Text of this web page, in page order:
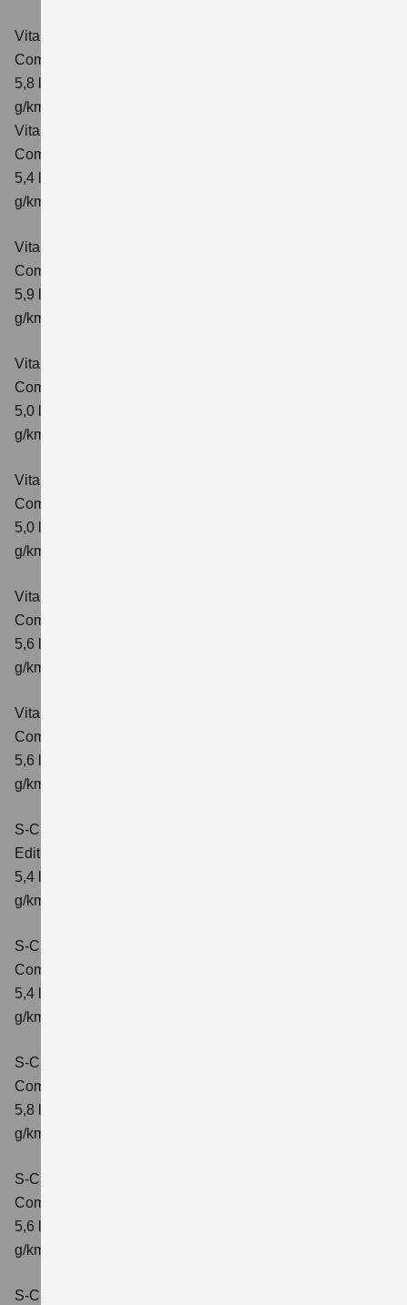
Vitara 1.4 BOOSTERJET HYBRID ALLGRIP AT
Comfort
5,8 l/100 km; kombinierter Wert der CO₂-Emission: 137
g/km; CO₂-Klasse: E
Vitara 1.4 BOOSTERJET HYBRID ALLGRIP
Comfort+ Verbrauchswerte: kombinierter Energieverbrauch
5,4 l/100km; kombinierter Wert der CO₂-Emission: 129
g/km; CO₂-Klasse: D
Vitara 1.4 BOOSTERJET HYBRID ALLGRIP AT
Comfort+
5,9 l/100 km; kombinierter Wert der CO₂-Emission: 138
g/km; CO₂-Klasse: E
Vitara 1.5 DUALJET HYBRID AGS
Comfort
5,0 l/100km; kombinierter Wert der CO₂-Emission: 113
g/km; CO₂-Klasse: C
Vitara 1.5 DUALJET HYBRID AGS
Comfort+
5,0 l/100km; kombinierter Wert der CO₂-Emission: 114
g/km; CO₂-Klasse: C
Vitara 1.5 DUALJET HYBRID ALLGRIP AGS
Comfort
5,6 l/100km; kombinierter Wert der CO₂-Emission: 126
g/km; CO₂-Klasse: D
Vitara 1.5 DUALJET HYBRID ALLGRIP AGS
Comfort+
5,6 l/100km; kombinierter Wert der CO₂-Emission: 127
g/km; CO₂-Klasse: D
S-Cross 1.4 BOOSTERJET HYBRID
Edition
5,4 l/100 km; kombinierter Wert der CO2-Emission: 121
g/km; CO2-Klasse: D
S-Cross 1.4 BOOSTERJET HYBRID
Comfort
5,4 l/100 km; kombinierter Wert der CO2-Emission: 121
g/km; CO2-Klasse: D
S-Cross 1.4 BOOSTERJET HYBRID AT
Comfort
5,8 l/100 km; kombinierter Wert der CO2-Emission: 132
g/km; CO2-Klasse: D
S-Cross 1.4 BOOSTERJET HYBRID ALLGRIP
Comfort
5,6 l/100 km; kombinierter Wert der CO2-Emission: 131
g/km; CO2-Klasse: D
S-Cross 1.4 BOOSTERJET HYBRID ALLGRIP